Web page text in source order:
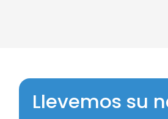
Llevemos su